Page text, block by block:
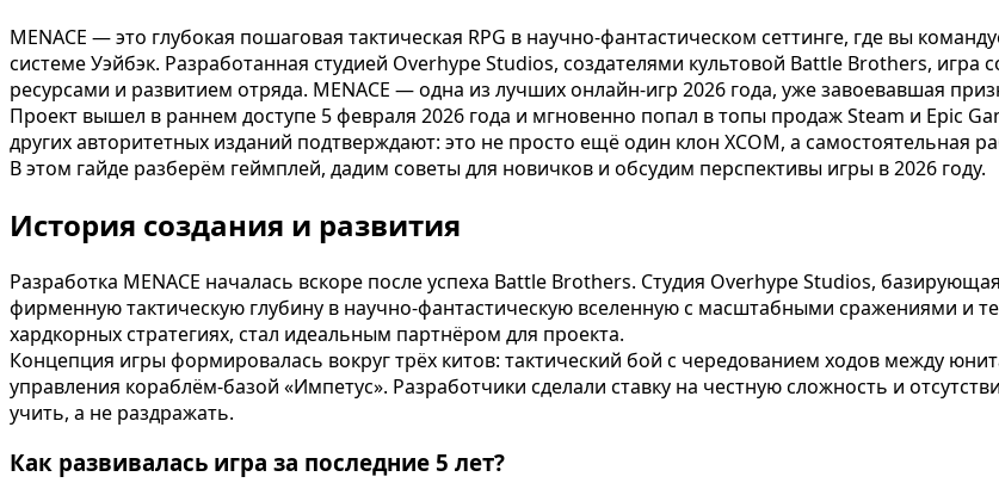
MENACE — это глубокая пошаговая тактическая RPG в научно-фантастическом сеттинге, где вы
системе Уэйбэк. Разработанная студией Overhype Studios, создателями культовой Battle Brothers,
ресурсами и развитием отряда. MENACE — одна из лучших онлайн-игр 2026 года, уже завоевавшая
Проект вышел в раннем доступе 5 февраля 2026 года и мгновенно попал в топы продаж Steam и Epic
других авторитетных изданий подтверждают: это не просто ещё один клон XCOM, а
В этом гайде разберём геймплей, дадим советы для новичков и обсудим перспективы игры в 2026 году.
История создания и развития
Разработка MENACE началась вскоре после успеха Battle Brothers. Студия Overhype Studios,
фирменную тактическую глубину в научно-фантастическую вселенную с масштабными сражениями и
хардкорных стратегиях, стал идеальным партнёром для проекта.
Концепция игры формировалась вокруг трёх китов: тактический бой с чередованием ходов между
управления кораблём-базой «Импетус». Разработчики сделали ставку на честную сложность и
учить, а не раздражать.
Как развивалась игра за последние 5 лет?